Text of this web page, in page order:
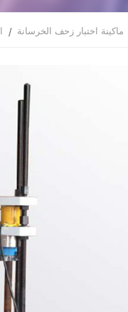
ماكينة اختبار زحف الخرسانة